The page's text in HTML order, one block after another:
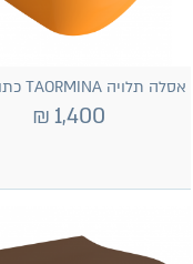
אסלה תלויה TAORMINA כתום בהיר
1,400
₪